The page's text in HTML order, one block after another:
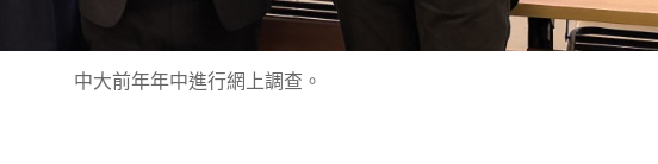
中大前年年中進行網上調查。